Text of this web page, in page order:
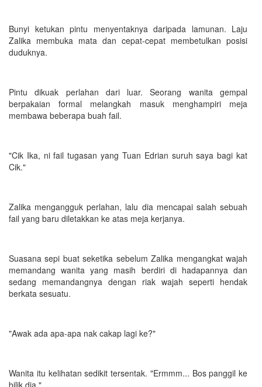
Bunyi ketukan pintu menyentaknya daripada lamunan. Laju
Zalika membuka mata dan cepat-cepat membetulkan posisi
duduknya.
Pintu dikuak perlahan dari luar. Seorang wanita gempal
berpakaian formal melangkah masuk menghampiri meja
membawa beberapa buah fail.
"Cik Ika, ni fail tugasan yang Tuan Edrian suruh saya bagi kat
Cik."
Zalika mengangguk perlahan, lalu dia mencapai salah sebuah
fail yang baru diletakkan ke atas meja kerjanya.
Suasana sepi buat seketika sebelum Zalika mengangkat wajah
memandang wanita yang masih berdiri di hadapannya dan
sedang memandangnya dengan riak wajah seperti hendak
berkata sesuatu.
"Awak ada apa-apa nak cakap lagi ke?"
Wanita itu kelihatan sedikit tersentak. "Ermmm... Bos panggil ke
bilik dia."